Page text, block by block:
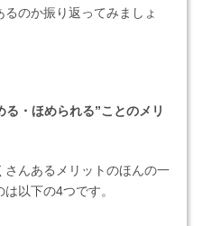
のか振り返ってみましょ
・ほめられる”ことのメリ
さんあるメリットのほんの一
以下の4つです。